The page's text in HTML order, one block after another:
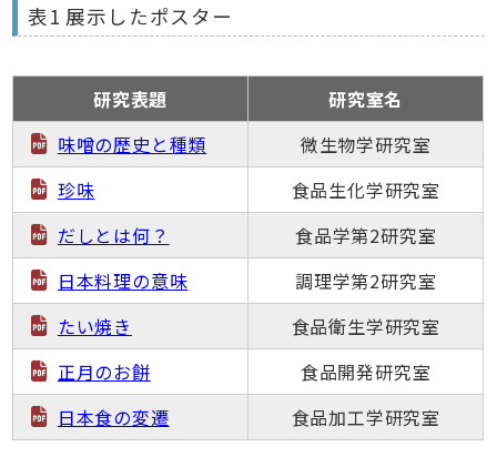
表1 展示したポスター
研究表題
研究室名
味噌の歴史と種類
微生物学研究室
珍味
食品生化学研究室
だしとは何？
食品学第2研究室
日本料理の意味
調理学第2研究室
たい焼き
食品衛生学研究室
正月のお餅
食品開発研究室
日本食の変遷
食品加工学研究室